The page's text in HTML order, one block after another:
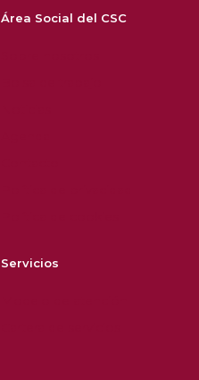
Área Social del CSC
Servicios